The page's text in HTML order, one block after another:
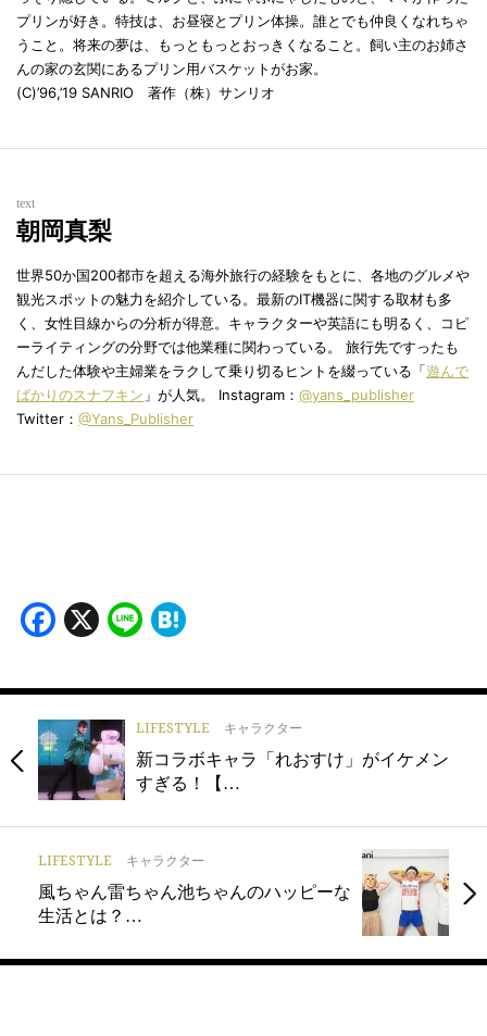
プリンが好き。特技は、お昼寝とプリン体操。誰とでも仲良くなれちゃ
うこと。将来の夢は、もっともっとおっきくなること。飼い主のお姉さ
んの家の玄関にあるプリン用バスケットがお家。
(C)’96,’19 SANRIO 著作（株）サンリオ
text
朝岡真梨
世界50か国200都市を超える海外旅行の経験をもとに、各地のグルメや
観光スポットの魅力を紹介している。最新のIT機器に関する取材も多
く、女性目線からの分析が得意。キャラクターや英語にも明るく、コピ
ーライティングの分野では他業種に関わっている。 旅行先ですったも
んだした体験や主婦業をラクして乗り切るヒントを綴っている「遊んで
ばかりのスナフキン 」が人気。 Instagram： @yans_publisher
Twitter： @Yans_Publisher
Facebook
X Line
LIFESTYLE キャラクター
新コラボキャラ「れおすけ」がイケメン
すぎる！【…
LIFESTYLE キャラクター
風ちゃん雷ちゃん池ちゃんのハッピーな
生活とは？…